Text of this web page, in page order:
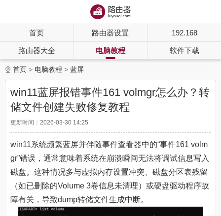
首页 路由器设置 192.168
路由器大全 电脑教程 软件下载
首页 电脑教程 蓝屏
win11蓝屏报错事件161 volmgr怎么办？转
储文件创建失败修复教程
更新时间：2026-03-30 14:25
win11系统频繁蓝屏并伴随事件查看器中的“事件161 volm
gr”错误，通常意味着系统在崩溃瞬间无法将调试信息写入
磁盘。这种情况多与虚拟内存设置冲突、磁盘分区表残留
（如已删除的Volume 3卷信息未清理）或硬盘驱动程序故
障有关，导致dump转储文件生成中断。